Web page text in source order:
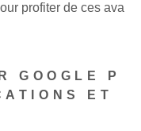
profiter de ces ava
GOOGLE P
ET